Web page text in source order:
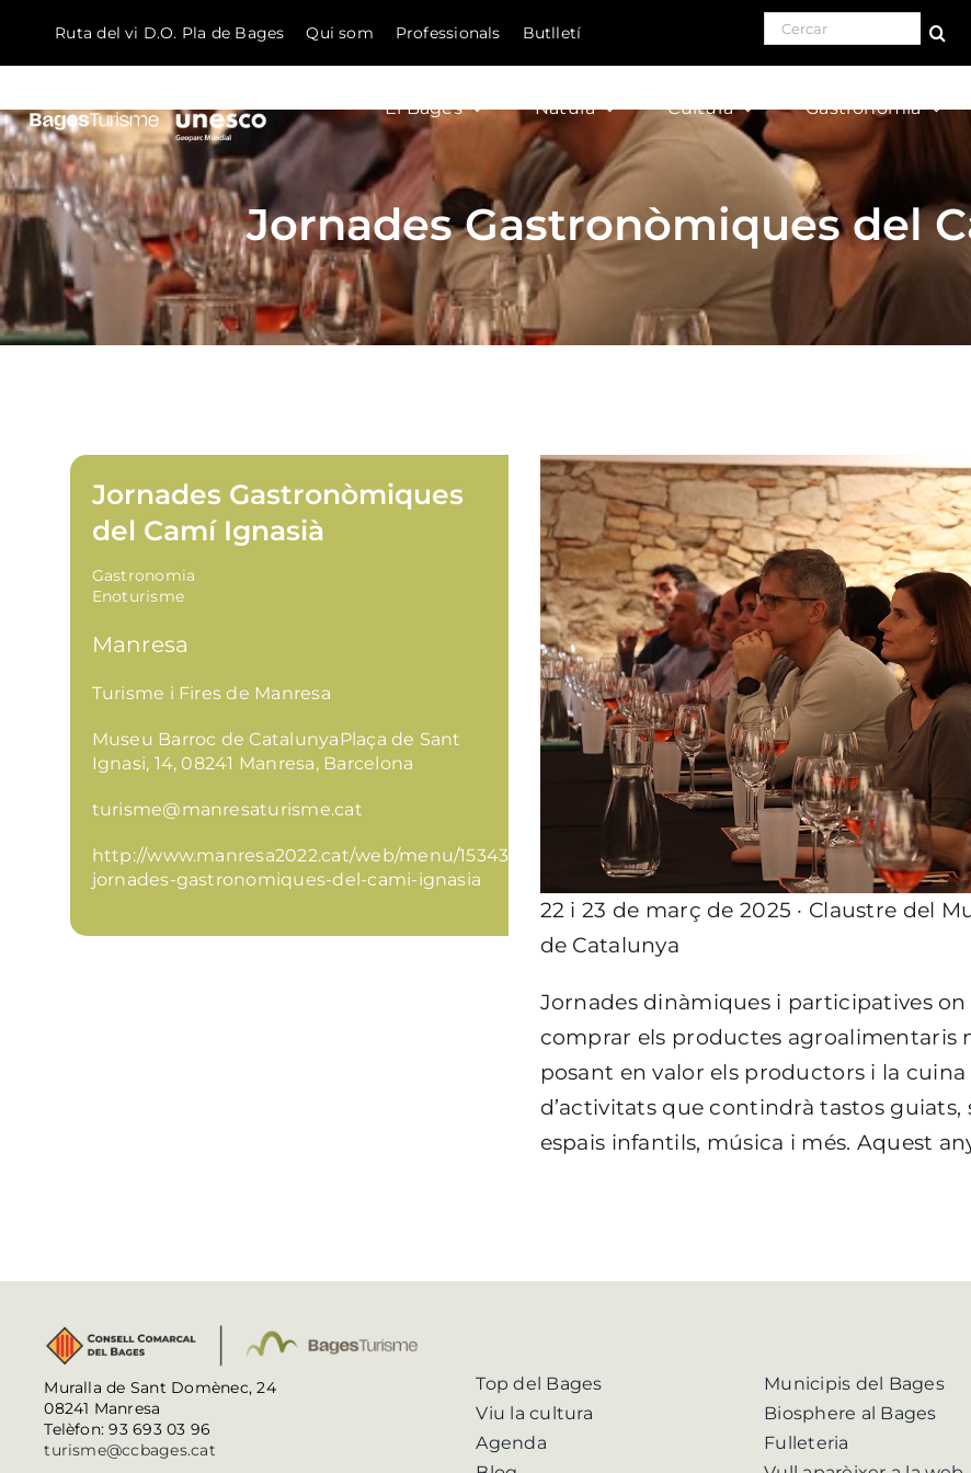
Skip to content
Ruta del vi D.O. Pla de Bages Qui som Professionals Butlletí Search for:
El Bages Natura Cultura Gastronomia
Jornades Gastronòmiques del
Jornades Gastronòmiques
del Camí Ignasià
Gastronomia
Enoturisme
Manresa
Turisme i Fires de Manresa
Museu Barroc de CatalunyaPlaça de Sant
Ignasi, 14, 08241 Manresa, Barcelona
turisme@manresaturisme.cat
http://www.manresa2022.cat/web/menu/15343-
jornades-gastronomiques-del-cami-ignasia
22 i 23 de març de 2025 · Claustre del
de Catalunya
Jornades dinàmiques i participatives
comprar els productes agroalimentaris
posant en valor els productors i la
d’activitats que contindrà tastos
espais infantils, música i més. Aquest
Muralla de Sant Domènec, 24
08241 Manresa
Telèfon: 93 693 03 96
turisme@ccbages.cat
Top del Bages
Viu la cultura
Agenda
Municipis del Bages
Biosphere al Bages
Fulleteria